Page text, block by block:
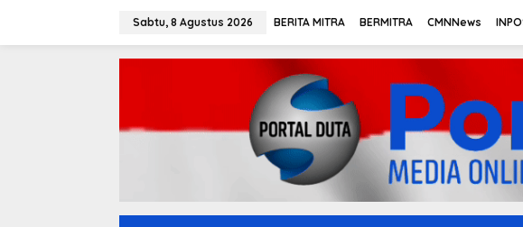
Sabtu, 8 Agustus 2026 BERITA MITRA BERMITRA CMNNews